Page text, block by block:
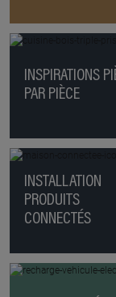
INSPIRATIONS
PAR PIÈCE
INSTALLATION
PRODUITS
CONNECTÉS